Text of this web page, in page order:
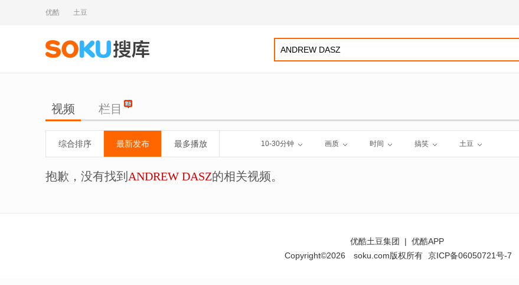
优酷 土豆
视频 栏目
综合排序 最新发布 最多播放 10-30分钟 画质 时间 搞笑 土豆
抱歉，没有找到 ANDREW DASZ的相关视频。
优酷土豆集团 | 优酷APP
Copyright©2026
soku.com版权所有 京ICP备06050721号-7